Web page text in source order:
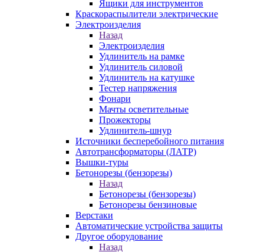
Ящики для инструментов
Краскораспылители электрические
Электроизделия
Назад
Электроизделия
Удлинитель на рамке
Удлинитель силовой
Удлинитель на катушке
Тестер напряжения
Фонари
Мачты осветительные
Прожекторы
Удлинитель-шнур
Источники бесперебойного питания
Автотрансформаторы (ЛАТР)
Вышки-туры
Бетонорезы (бензорезы)
Назад
Бетонорезы (бензорезы)
Бетонорезы бензиновые
Верстаки
Автоматические устройства защиты
Другое оборудование
Назад